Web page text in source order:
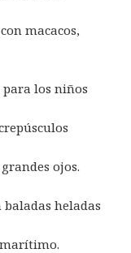
macacos,
los niños
ojos.
heladas